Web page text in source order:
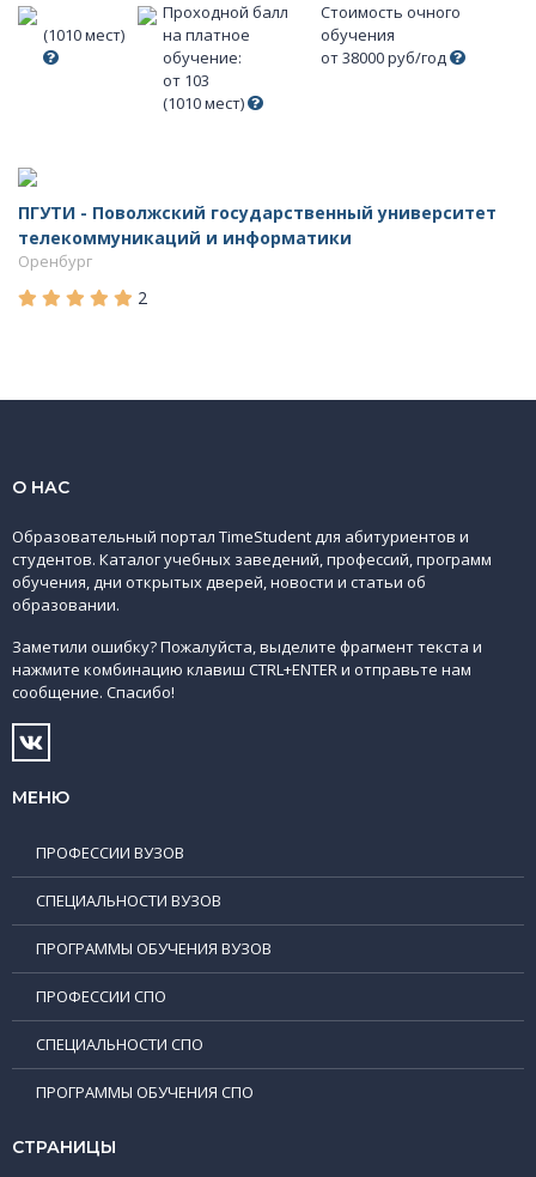
(1010 мест)
Проходной балл
на платное
обучение:
от 103
(1010 мест)
Стоимость очного
обучения
от 38000 руб/год
ПГУТИ - Поволжский государственный университет
телекоммуникаций и информатики
Оренбург
2
О НАС
Образовательный портал TimeStudent для абитуриентов и
студентов. Каталог учебных заведений, профессий, программ
обучения, дни открытых дверей, новости и статьи об
образовании.
Заметили ошибку? Пожалуйста, выделите фрагмент текста и
нажмите комбинацию клавиш CTRL+ENTER и отправьте нам
сообщение. Спасибо!
МЕНЮ
ПРОФЕССИИ ВУЗОВ
СПЕЦИАЛЬНОСТИ ВУЗОВ
ПРОГРАММЫ ОБУЧЕНИЯ ВУЗОВ
ПРОФЕССИИ СПО
СПЕЦИАЛЬНОСТИ СПО
ПРОГРАММЫ ОБУЧЕНИЯ СПО
СТРАНИЦЫ